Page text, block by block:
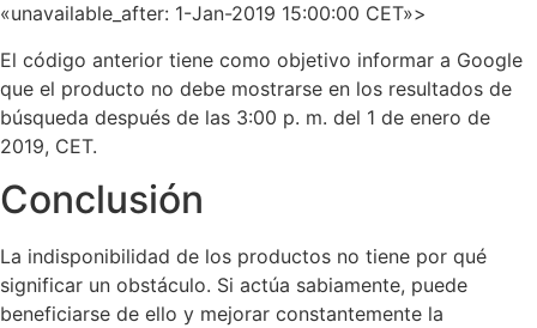
«unavailable_after: 1-Jan-2019 15:00:00 CET»>
El código anterior tiene como objetivo informar a Google
que el producto no debe mostrarse en los resultados de
búsqueda después de las 3:00 p. m. del 1 de enero de
2019, CET.
Conclusión
La indisponibilidad de los productos no tiene por qué
significar un obstáculo. Si actúa sabiamente, puede
beneficiarse de ello y mejorar constantemente la